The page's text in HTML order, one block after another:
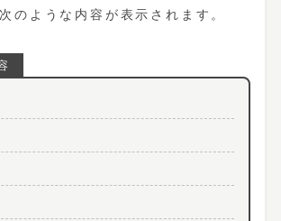
のような内容が表示されます。